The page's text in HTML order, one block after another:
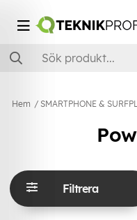
Hem SMARTPHONE &
Filtrera